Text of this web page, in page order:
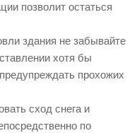
позволит остаться
здания не забывайте
хотя бы
прохожих
сход снега и
по